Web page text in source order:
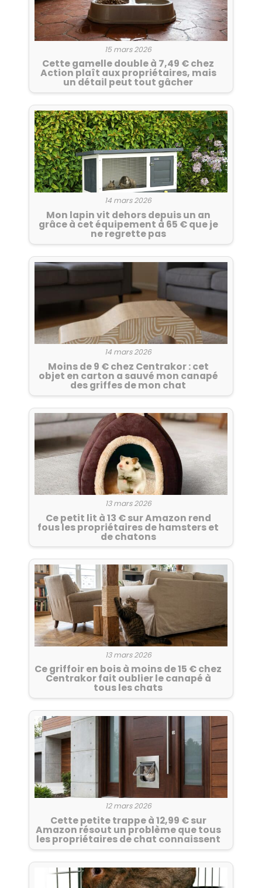
15 mars 2026
Cette gamelle double à 7,49 € chez
Action plaît aux propriétaires, mais
un détail peut tout gâcher
14 mars 2026
Mon lapin vit dehors depuis un an
grâce à cet équipement à 65 € que je
ne regrette pas
14 mars 2026
Moins de 9 € chez Centrakor : cet
objet en carton a sauvé mon canapé
des griffes de mon chat
13 mars 2026
Ce petit lit à 13 € sur Amazon rend
fous les propriétaires de hamsters et
de chatons
13 mars 2026
Ce griffoir en bois à moins de 15 € chez
Centrakor fait oublier le canapé à
tous les chats
12 mars 2026
Cette petite trappe à 12,99 € sur
Amazon résout un problème que tous
les propriétaires de chat connaissent